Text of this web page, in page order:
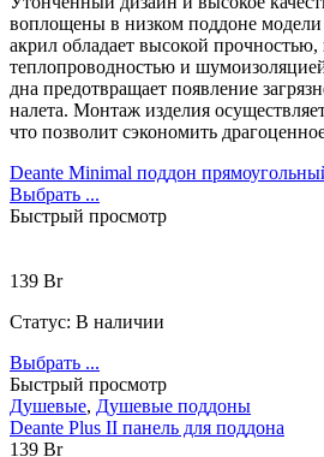
воплощены в низком поддоне
акрил обладает высокой прочностью,
теплопроводностью и
дна предотвращает появление
налета. Монтаж изделия
что позволит сэкономить
Deante Minimal поддон
Выбрать ...
Быстрый просмотр
139 Br
Статус: В наличии
Выбрать ...
Быстрый просмотр
Душевые, Душевые поддоны
Deante Plus II панель для поддона
139 Br